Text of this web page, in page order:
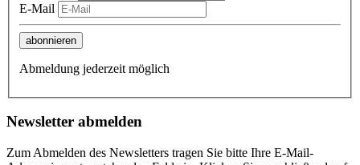
E-Mail
abonnieren
Abmeldung jederzeit möglich
Newsletter abmelden
Zum Abmelden des Newsletters tragen Sie bitte Ihre E-Mail-